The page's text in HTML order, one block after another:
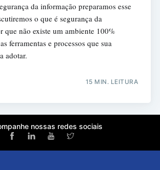
da informação preparamos esse
o que é segurança da
que não existe um ambiente 100%
ferramentas e processos que sua
adotar.
15 MIN. LEITURA
nossas redes sociais